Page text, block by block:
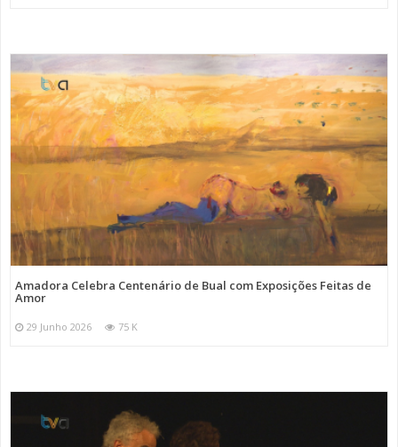
Amadora Celebra Centenário de Bual com Exposições Feitas de
Amor
29 Junho 2026 75 K